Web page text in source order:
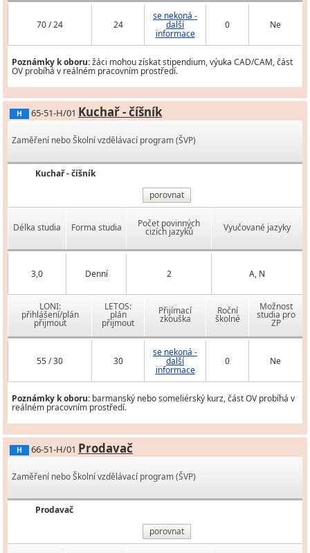
70 / 24 24
se nekoná -
další
informace
0 Ne
Poznámky k oboru:žáci mohou získat stipendium, výuka CAD/CAM, část
OV probíhá v reálném pracovním prostředí.
H 65-51-H/01 Kuchař - číšník
Zaměření nebo Školní vzdělávací program (ŠVP)
Kuchař - číšník
porovnat
Délka studia Forma studia Počet povinných
cizích jazyků Vyučované jazyky
3,0 Denní 2 A, N
LONI:
přihlášení/plán
přijmout
LETOS:
plán
přijmout
Přijímací
zkouška
Roční
školné
Možnost
studia pro
ZP
55 / 30 30
se nekoná -
další
informace
0 Ne
Poznámky k oboru: barmanský nebo someliérský kurz, část OV probíhá v
reálném pracovním prostředí.
H 66-51-H/01 Prodavač
Zaměření nebo Školní vzdělávací program (ŠVP)
Prodavač
porovnat